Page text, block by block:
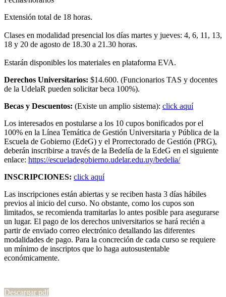
Extensión total de 18 horas.
Clases en modalidad presencial los días martes y jueves: 4, 6, 11, 13,
18 y 20 de agosto de 18.30 a 21.30 horas.
Estarán disponibles los materiales en plataforma EVA.
Derechos Universitarios: $14.600. (Funcionarios TAS y docentes
de la UdelaR pueden solicitar beca 100%).
Becas y Descuentos: (Existe un amplio sistema): click aquí
Los interesados en postularse a los 10 cupos bonificados por el
100% en la Línea Temática de Gestión Universitaria y Pública de la
Escuela de Gobierno (EdeG) y el Prorrectorado de Gestión (PRG),
deberán inscribirse a través de la Bedelía de la EdeG en el siguiente
enlace: https://escueladegobierno.udelar.edu.uy/bedelia/
INSCRIPCIONES: click aquí
Las inscripciones están abiertas y se reciben hasta 3 días hábiles
previos al inicio del curso. No obstante, como los cupos son
limitados, se recomienda tramitarlas lo antes posible para asegurarse
un lugar. El pago de los derechos universitarios se hará recién a
partir de enviado correo electrónico detallando las diferentes
modalidades de pago. Para la concreción de cada curso se requiere
un mínimo de inscriptos que lo haga autosustentable
económicamente.
Descargar pdf